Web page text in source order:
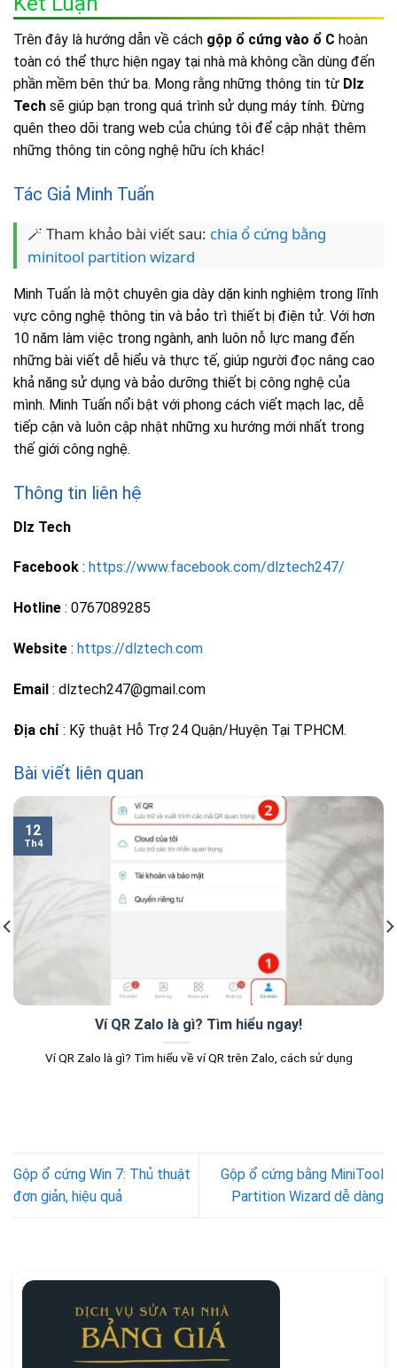
Trên đây là hướng dẫn về cách gộp ổ cứng vào ổ C hoàn
toàn có thể thực hiện ngay tại nhà mà không cần dùng đến
phần mềm bên thứ ba. Mong rằng những thông tin từ Dlz
Tech sẽ giúp bạn trong quá trình sử dụng máy tính. Đừng
quên theo dõi trang web của chúng tôi để cập nhật thêm
những thông tin công nghệ hữu ích khác!
Tác Giả Minh Tuấn
🪄 Tham khảo bài viết sau: chia ổ cứng bằng
minitool partition wizard
Minh Tuấn là một chuyên gia dày dặn kinh nghiệm trong lĩnh
vực công nghệ thông tin và bảo trì thiết bị điện tử. Với hơn
10 năm làm việc trong ngành, anh luôn nỗ lực mang đến
những bài viết dễ hiểu và thực tế, giúp người đọc nâng cao
khả năng sử dụng và bảo dưỡng thiết bị công nghệ của
mình. Minh Tuấn nổi bật với phong cách viết mạch lạc, dễ
tiếp cận và luôn cập nhật những xu hướng mới nhất trong
thế giới công nghệ.
Thông tin liên hệ
Dlz Tech
Facebook : https://www.facebook.com/dlztech247/
Hotline : 0767089285
Website : https://dlztech.com
Email : dlztech247@gmail.com
Địa chỉ : Kỹ thuật Hỗ Trợ 24 Quận/Huyện Tại TPHCM.
Bài viết liên quan
Ví QR Zalo là gì? Tìm hiểu ngay!
Ví QR Zalo là gì? Tìm hiểu về ví QR trên Zalo, cách sử dụng
12
Th4
Gộp ổ cứng Win 7: Thủ thuật
đơn giản, hiệu quả
Gộp ổ cứng bằng MiniTool
Partition Wizard dễ dàng